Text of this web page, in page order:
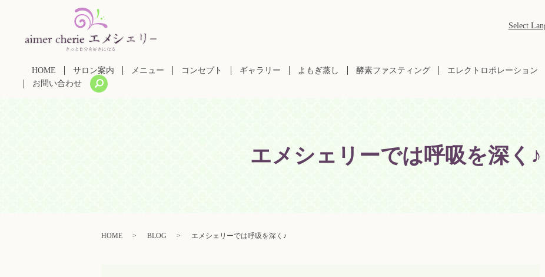
Select
HOME サロン案内 メニュー コンセプト ギャラリー よもぎ蒸し 酵素ファスティング エレクトロポレーション
お問い合わせ
エメシェリーでは呼吸を深く♪
HOME BLOG エメシェリーでは呼吸を深く♪